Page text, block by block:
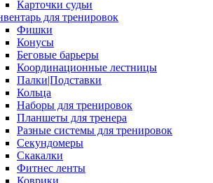
Карточки судьи
для тренировок
Фишки
Конусы
Беговые барьеры
Координационные лестницы
Палки|Подставки
Кольца
Наборы для тренировок
Планшеты для тренера
Разные системы для тренировок
Секундомеры
Скакалки
Фитнес ленты
Коврики